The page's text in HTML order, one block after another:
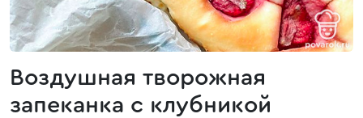
Воздушная творожная
запеканка с клубникой